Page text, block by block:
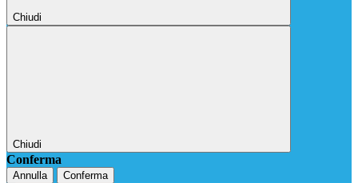
Chiudi
Chiudi
Conferma
Annulla Conferma